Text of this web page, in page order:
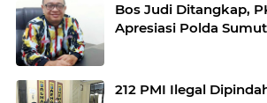
Bos Judi Ditangkap,
Apresiasi Polda Sumut
212 PMI Ilegal